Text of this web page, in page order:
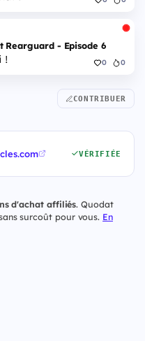
Rearguard - Episode 6
! 0 0
CONTRIBUER
VÉRIFIÉE
d'achat affiliés. Quodat
surcoût pour vous. En